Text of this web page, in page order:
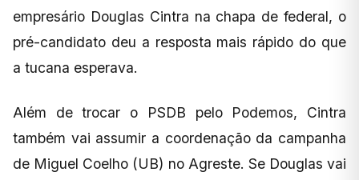
empresário Douglas Cintra na chapa de federal, o
pré-candidato deu a resposta mais rápido do que
a tucana esperava.
Além de trocar o PSDB pelo Podemos, Cintra
também vai assumir a coordenação da campanha
de Miguel Coelho (UB) no Agreste. Se Douglas vai